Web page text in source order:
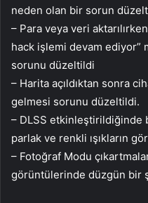
neden olan bir sorun
– Para veya veri
hack işlemi devam
sorunu düzeltildi
– Harita açıldıktan sonra
gelmesi sorunu düzeltildi.
– DLSS etkinleştirildiğinde
parlak ve renkli ışıkların
– Fotoğraf Modu
görüntülerinde düzgün bir